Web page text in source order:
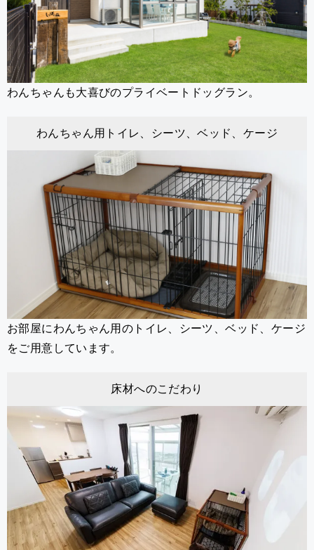
わんちゃんも大喜びのプライベートドッグラン。
わんちゃん用トイレ、シーツ、ベッド、ケージ
お部屋にわんちゃん用のトイレ、シーツ、ベッド、ケージ
をご用意しています。
床材へのこだわり